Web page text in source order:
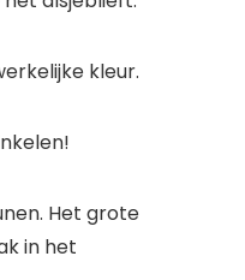
kleur.
Het grote
in het